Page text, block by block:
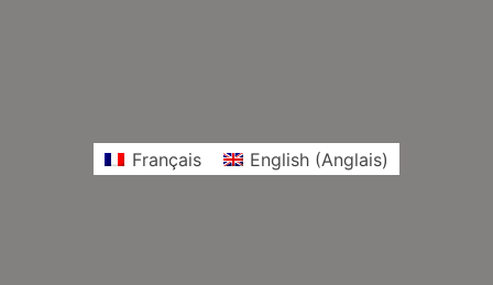
Français English(Anglais)